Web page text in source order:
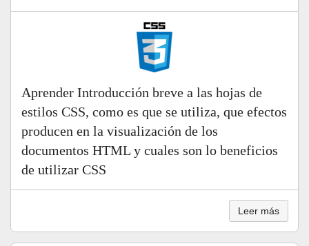
Aprender Introducción breve a las hojas de
estilos CSS, como es que se utiliza, que efectos
producen en la visualización de los
documentos HTML y cuales son lo beneficios
de utilizar CSS
Leer más